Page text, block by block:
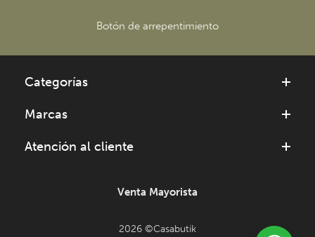
Botón de arrepentimiento
Categorías
Marcas
Atención al cliente
Venta Mayorista
2026 ©Casabutik